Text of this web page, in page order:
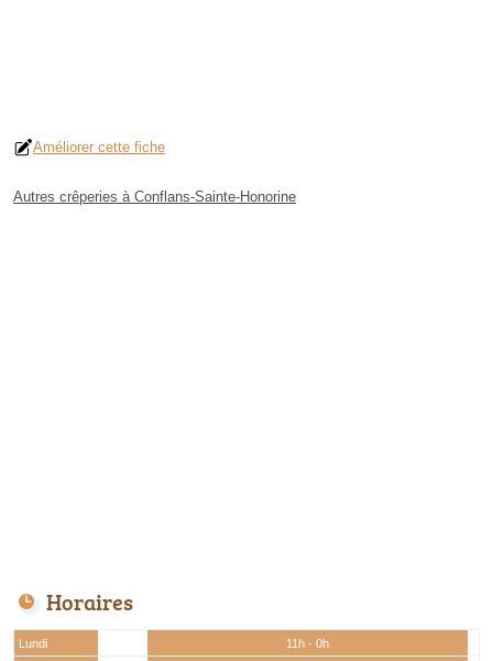
Améliorer cette fiche
Autres crêperies à Conflans-Sainte-Honorine
Horaires
Lundi
11h - 0h